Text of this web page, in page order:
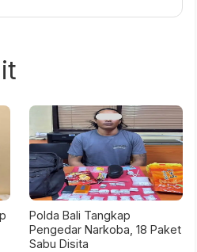
Polda Bali Tangkap
Pengedar Narkoba, 18 Paket
Sabu Disita